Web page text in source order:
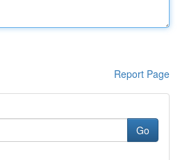
Report Page
Go